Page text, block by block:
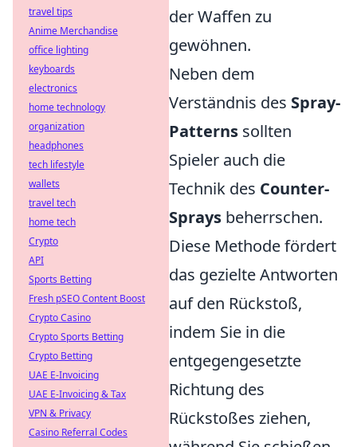
der Waffen zu
gewöhnen.
Neben dem
Verständnis des Spray-
Patterns sollten
Spieler auch die
Technik des Counter-
Sprays beherrschen.
Diese Methode fördert
das gezielte Antworten
auf den Rückstoß,
indem Sie in die
entgegengesetzte
Richtung des
Rückstoßes ziehen,
travel tips
Anime Merchandise
office lighting
keyboards
electronics
home technology
organization
headphones
tech lifestyle
wallets
travel tech
home tech
Crypto
API
Sports Betting
Fresh pSEO Content Boost
Crypto Casino
Crypto Sports Betting
Crypto Betting
UAE E-Invoicing
UAE E-Invoicing & Tax
VPN & Privacy
Casino Referral Codes